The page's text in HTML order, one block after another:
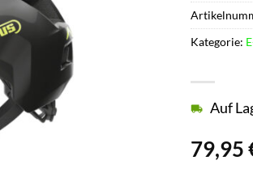
79,95
Auf
Kategorie: